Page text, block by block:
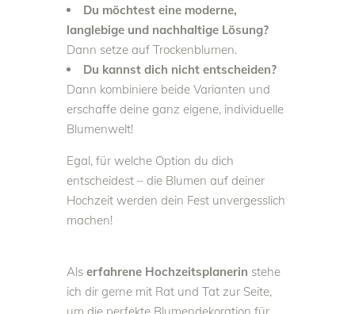
Du möchtest eine moderne,
langlebige und nachhaltige Lösung?
Dann setze auf Trockenblumen.
Du kannst dich nicht entscheiden?
Dann kombiniere beide Varianten und
erschaffe deine ganz eigene, individuelle
Blumenwelt!
Egal, für welche Option du dich
entscheidest – die Blumen auf deiner
Hochzeit werden dein Fest unvergesslich
machen!
Als erfahrene Hochzeitsplanerin stehe
ich dir gerne mit Rat und Tat zur Seite,